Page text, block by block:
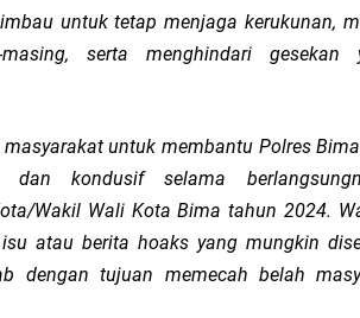
Pelaku Curanmor Dari Amuk Masa
Dorong Sinergi Hadapi Tantangan Kamtibmas
untuk tetap menjaga kerukunan,
serta menghindari gesekan
untuk membantu Polres
kondusif selama
Wakil Wali Kota Bima tahun 2024.
atau berita hoaks yang mungkin
dengan tujuan memecah belah